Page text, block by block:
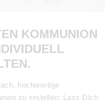
KOMMUNION
hochwertige
zu erstellen: Lass Dich